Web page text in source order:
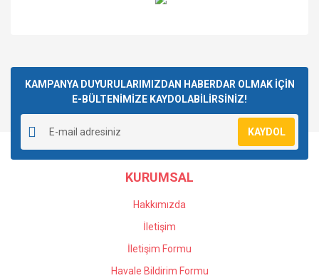
Yorum Yaz
kullanarak tarafımıza iletebilirsiniz.
Görüş ve önerileriniz için teşekkür ederiz.
Ürün resmi kalitesiz, bozuk veya görüntülenemiyor.
Ürün açıklamasında eksik bilgiler bulunuyor.
Ürün bilgilerinde hatalar bulunuyor.
Ürün fiyatı diğer sitelerden daha pahalı.
KAMPANYA DUYURULARIMIZDAN HABERDAR OLMAK İÇİN
E-BÜLTENİMİZE KAYDOLABİLİRSİNİZ!
KAYDOL
KURUMSAL
Hakkımızda
İletişim
İletişim Formu
Havale Bildirim Formu